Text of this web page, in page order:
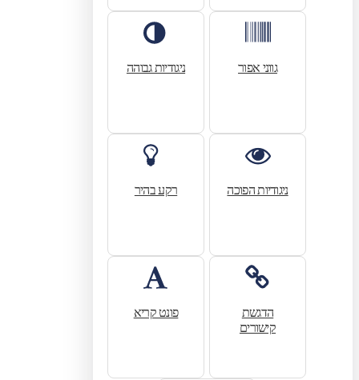
גווני אפור ניגודיות גבוהה
ניגודיות הפוכה רקע בהיר
הדגשת
קישורים
פונט קריא